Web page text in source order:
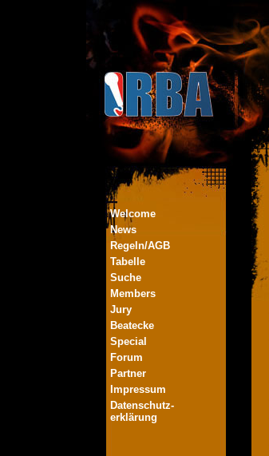
Welcome
News
Regeln/AGB
Tabelle
Suche
Members
Jury
Beatecke
Special
Forum
Partner
Impressum
Datenschutz-
erklärung